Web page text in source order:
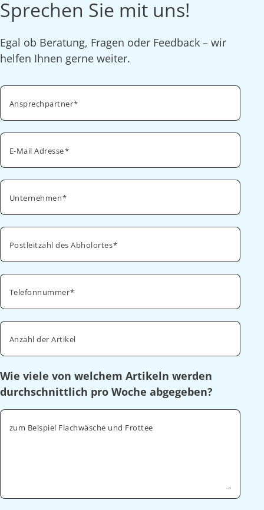
Sprechen Sie mit uns!
Egal ob Beratung, Fragen oder Feedback – wir
helfen Ihnen gerne weiter.
Ansprechpartner
E-Mail Adresse
Unternehmen
Postleitzahl des Abholortes
Telefonnummer
Anzahl der Artikel
Wie viele von welchem Artikeln werden
durchschnittlich pro Woche abgegeben?
zum Beispiel Flachwäsche und Frottee